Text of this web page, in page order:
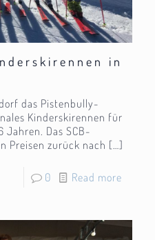
in
das Pistenbully-
Kinderskirennen für
Jahren. Das SCB-
Preisen zurück nach […]
0 Read more